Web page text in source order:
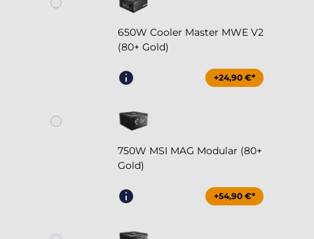
650W Cooler Master MWE V2
(80+ Gold)
+24,90 €*
750W MSI MAG Modular (80+
Gold)
+54,90 €*